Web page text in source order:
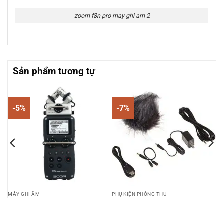
zoom f8n pro may ghi am 2
Sản phẩm tương tự
-5%
MÁY GHI ÂM
-7%
PHỤ KIỆN PHÒNG THU